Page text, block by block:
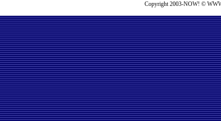
Copyright 2003-NOW! ©